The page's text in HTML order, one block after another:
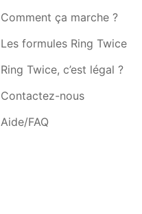
Beloeil
Jurbise
Réparation smartphone
Saint-ghislain
Hautrage
Comment ça marche ?
Les formules Ring Twice
Ring Twice, c’est légal ?
Contactez-nous
Aide/FAQ